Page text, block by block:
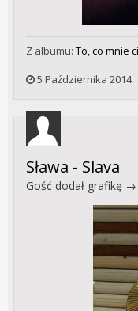
Z albumu: To, co mnie
5 Października 2014
Sława - Slava
Gość dodał grafikę